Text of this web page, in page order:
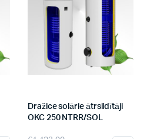
Dražice solārie ātrsildītāji
OKC 250 NTRR/SOL